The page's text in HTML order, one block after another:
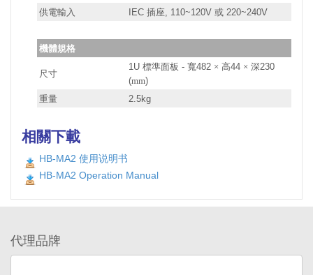
供電輸入
IEC 插座, 110~120V 或 220~240V
機體規格
尺寸
1U 標準面板 - 寬482 × 高44 × 深230
(mm)
重量
2.5kg
相關下載
HB-MA2 使用说明书
HB-MA2 Operation Manual
代理品牌